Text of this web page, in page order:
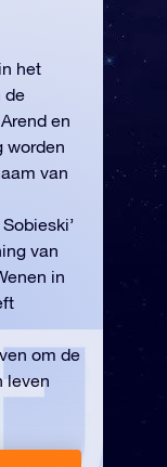
het
de
en
worden
van
van
in
om de
leven